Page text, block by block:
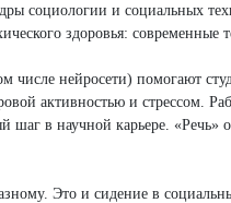
социологии и социальных
здоровья: современные
нейросети) помогают
активностью и стрессом.
в научной карьере. «Речь»
Это и сидение в